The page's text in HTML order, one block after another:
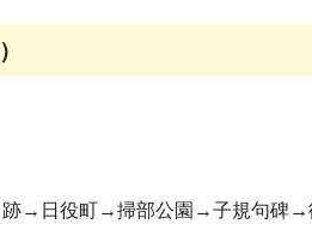
→日役町→掃部公園→子規句碑→